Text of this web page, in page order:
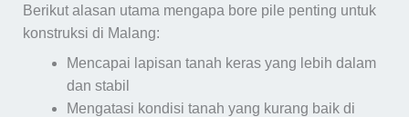
Berikut alasan utama mengapa bore pile penting untuk
konstruksi di Malang:
Mencapai lapisan tanah keras yang lebih dalam
dan stabil
Mengatasi kondisi tanah yang kurang baik di